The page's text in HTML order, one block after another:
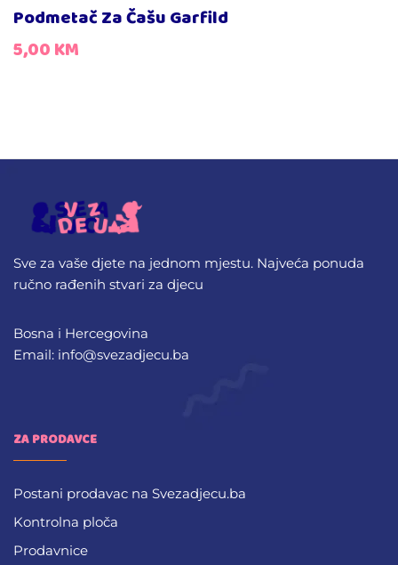
Podmetač Za Čašu Garfild
5,00KM
Sve za vaše djete na jednom mjestu. Najveća ponuda
ručno rađenih stvari za djecu
Bosna i Hercegovina
Email: info@svezadjecu.ba
ZA PRODAVCE
Postani prodavac na Svezadjecu.ba
Kontrolna ploča
Prodavnice